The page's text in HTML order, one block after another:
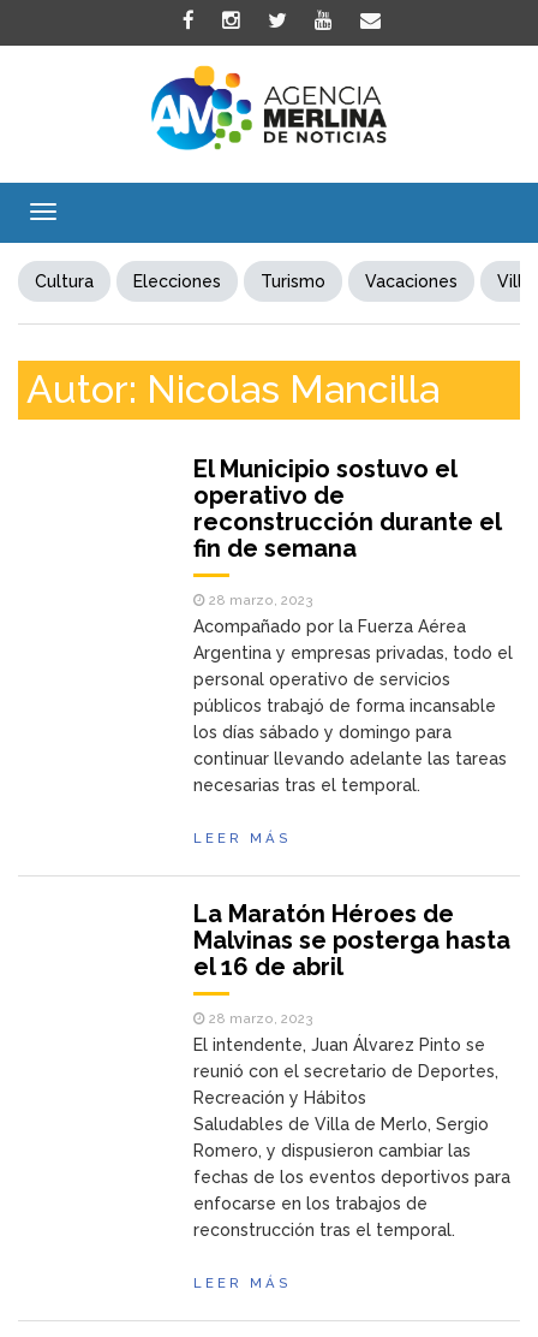
Toggle
Cultura Elecciones Turismo Vacaciones Villa
Autor: Nicolas Mancilla
El Municipio sostuvo el
operativo de
reconstrucción durante el
fin de semana
28 marzo, 2023
Acompañado por la Fuerza Aérea
Argentina y empresas privadas, todo el
personal operativo de servicios
públicos trabajó de forma incansable
los días sábado y domingo para
continuar llevando adelante las tareas
necesarias tras el temporal.
LEER MÁS
La Maratón Héroes de
Malvinas se posterga hasta
el 16 de abril
28 marzo, 2023
El intendente, Juan Álvarez Pinto se
reunió con el secretario de Deportes,
Recreación y Hábitos
Saludables de Villa de Merlo, Sergio
Romero, y dispusieron cambiar las
fechas de los eventos deportivos para
enfocarse en los trabajos de
reconstrucción tras el temporal.
LEER MÁS